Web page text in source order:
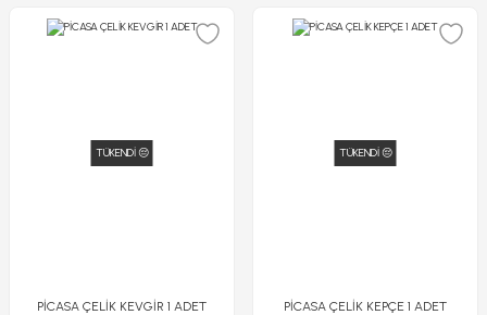
TÜKENDİ 😔
PİCASA ÇELİK KEVGİR 1 ADET
TÜKENDİ 😔
PİCASA ÇELİK KEPÇE 1 ADET